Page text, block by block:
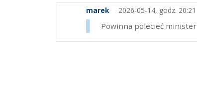
marek 2026-05-14, godz. 20:21
Powinna polecieć